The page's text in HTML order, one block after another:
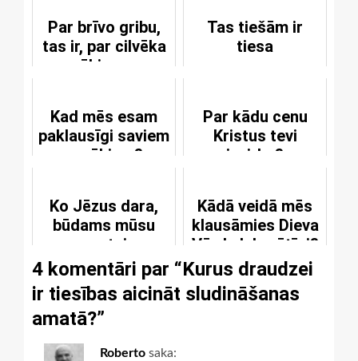
Par brīvo gribu,
tas ir, par cilvēka
spēkiem un
Tas tiešām ir
tiesa
Kad mēs esam
paklausīgi saviem
vecākiem?
Par kādu cenu
Kristus tevi
izpirka?
Ko Jēzus dara,
būdams mūsu
augstais
priesteris?
Kādā veidā mēs
klausāmies Dieva
Vārdu labprātīgi?
4 komentāri par “Kurus draudzei
ir tiesības aicināt sludināšanas
amatā?”
Roberto saka: